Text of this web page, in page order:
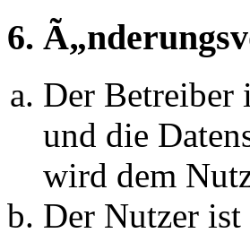
6.
Der Betreiber
und die
wird dem
Der Nutzer